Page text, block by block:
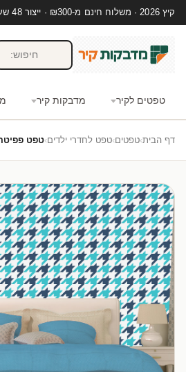
קיץ 2026 · משלוח חינם מ-₪300 · ייצור 48 שעות · 15,000+ לקוחות מרוצים
טפטים לקיר מדבקות קיר
דף הבית›טפטים›טפט לחדרי ילדים›טפט פפיטה